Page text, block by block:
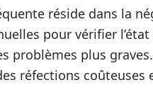
réside dans la
pour vérifier
problèmes plus
réfections